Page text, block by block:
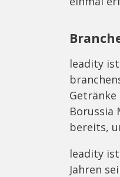
leadity
Getränke
Borussia
bereits,
leadity
Jahren